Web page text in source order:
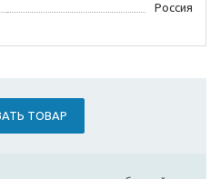
Россия
ТОВАР